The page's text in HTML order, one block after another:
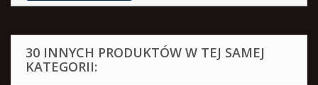
30 INNYCH PRODUKTÓW W TEJ SAMEJ
KATEGORII: